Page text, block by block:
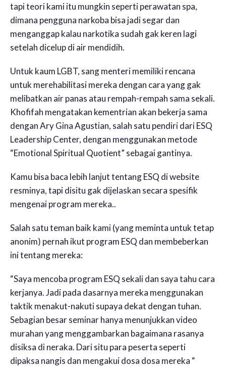
tapi teori kami itu mungkin seperti perawatan spa,
dimana pengguna narkoba bisa jadi segar dan
menganggap kalau narkotika sudah gak keren lagi
setelah dicelup di air mendidih.
Untuk kaum LGBT, sang menteri memiliki rencana
untuk merehabilitasi mereka dengan cara yang gak
melibatkan air panas atau rempah-rempah sama sekali.
Khofifah mengatakan kementrian akan bekerja sama
dengan Ary Gina Agustian, salah satu pendiri dari ESQ
Leadership Center, dengan menggunakan metode
“Emotional Spiritual Quotient” sebagai gantinya.
Kamu bisa baca lebih lanjut tentang ESQ di website
resminya, tapi disitu gak dijelaskan secara spesifik
mengenai program mereka..
Salah satu teman baik kami (yang meminta untuk tetap
anonim) pernah ikut program ESQ dan membeberkan
ini tentang mereka:
“Saya mencoba program ESQ sekali dan saya tahu cara
kerjanya. Jadi pada dasarnya mereka menggunakan
taktik menakut-nakuti supaya dekat dengan tuhan.
Sebagian besar seminar hanya menunjukkan video
murahan yang menggambarkan bagaimana rasanya
disiksa di neraka. Dari situ para peserta seperti
dipaksa nangis dan mengakui dosa dosa mereka “